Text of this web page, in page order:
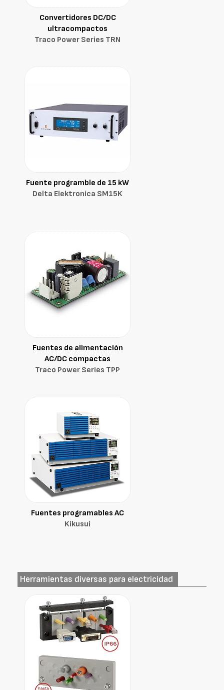
Convertidores DC/DC
ultracompactos
Traco Power Series TRN
Fuente programble de 15 kW
Delta Elektronica SM15K
Fuentes de alimentación
AC/DC compactas
Traco Power Series TPP
Fuentes programables AC
Kikusui
Herramientas diversas para electricidad